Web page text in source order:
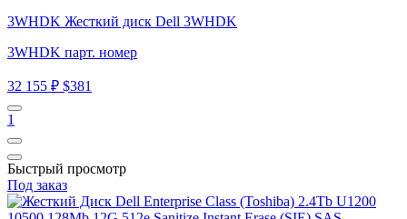
3WHDK Жесткий диск Dell 3WHDK
3WHDK парт. номер
32 155 ₽ $381
1
Быстрый просмотр
Под заказ